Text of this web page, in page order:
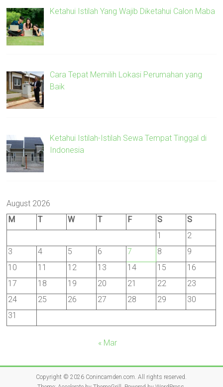
Ketahui Istilah Yang Wajib Diketahui Calon Maba
Cara Tepat Memilih Lokasi Perumahan yang
Baik
Ketahui Istilah-Istilah Sewa Tempat Tinggal di
Indonesia
August 2026
M
T W T F S
S
1
2
3
4 5 6 7 8
9
10
11 12 13 14 15
16
17
18 19 20 21 22
23
24
25 26 27 28 29
30
31
« Mar
Copyright © 2026 Conincamden.com. All rights reserved.